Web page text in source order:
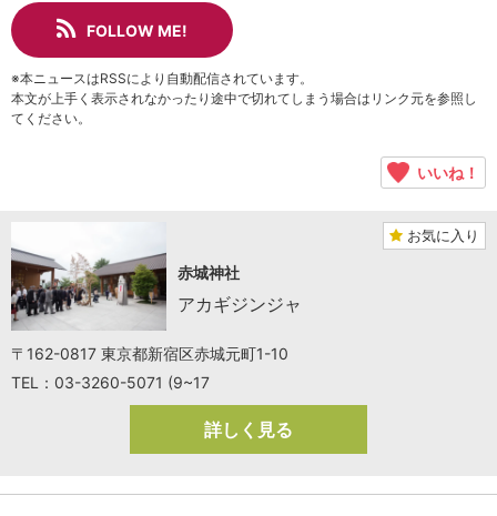
FOLLOW ME!
※本ニュースはRSSにより自動配信されています。
本文が上手く表示されなかったり途中で切れてしまう場合はリンク元を参照し
てください。
いいね！
お気に入り
赤城神社
アカギジンジャ
〒162-0817 東京都新宿区赤城元町1-10
TEL：03-3260-5071 (9~17
詳しく見る